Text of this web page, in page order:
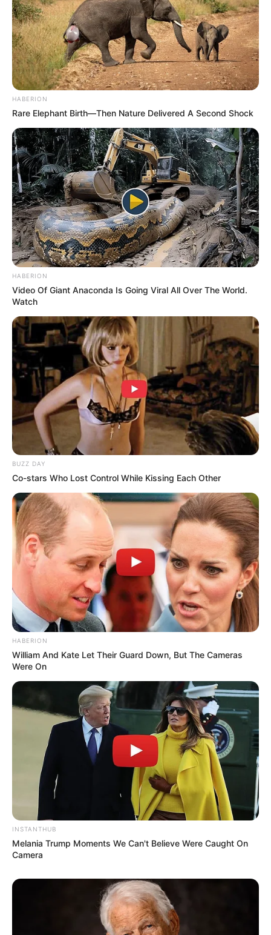
Serem! 9 Chat Ojek Online &
Pelanggan Ini Bikin Auto
Merinding
Bikin Ngakak, 10 Potret
Cosplay Murah Pakai Bahan
Seadanya
Anti Mainstream, 10 Cara
Membawa Barang Belanjaan
Versi Warga Thailand
Langka Banget! 10 Pose Lucu
Katak yang Bikin Ketawa
Gemes
HABERION
Rare Elephant Birth—Then Nature Delivered A Second Shock
HABERION
Video Of Giant Anaconda Is Going Viral All Over The World.
Watch
BUZZ DAY
Co-stars Who Lost Control While Kissing Each Other
HABERION
William And Kate Let Their Guard Down, But The Cameras
Were On
INSTANTHUB
Melania Trump Moments We Can't Believe Were Caught On
Camera